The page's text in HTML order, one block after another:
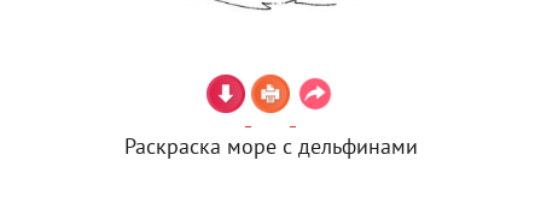
Раскраска море с дельфинами